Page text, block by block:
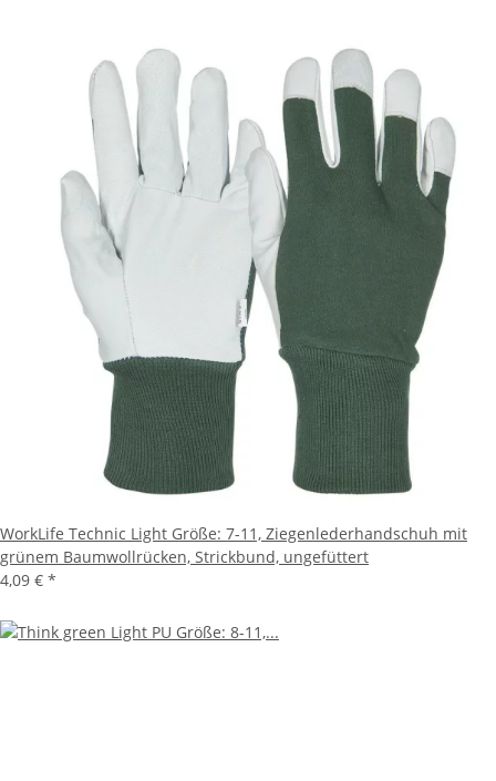
WorkLife Technic Light Größe: 7-11, Ziegenlederhandschuh mit
grünem Baumwollrücken, Strickbund, ungefüttert
4,09 € *